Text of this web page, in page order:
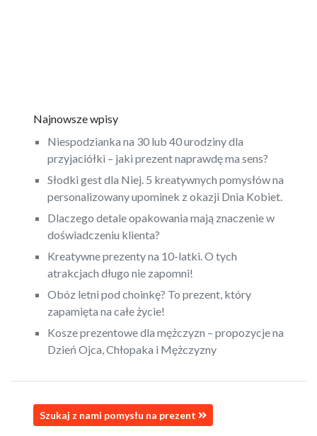
Najnowsze wpisy
Niespodzianka na 30 lub 40 urodziny dla
przyjaciółki – jaki prezent naprawdę ma sens?
Słodki gest dla Niej. 5 kreatywnych pomysłów na
personalizowany upominek z okazji Dnia Kobiet.
Dlaczego detale opakowania mają znaczenie w
doświadczeniu klienta?
Kreatywne prezenty na 10-latki. O tych
atrakcjach długo nie zapomni!
Obóz letni pod choinkę? To prezent, który
zapamięta na całe życie!
Kosze prezentowe dla mężczyzn – propozycje na
Dzień Ojca, Chłopaka i Mężczyzny
Szukaj z nami pomysłu na prezent